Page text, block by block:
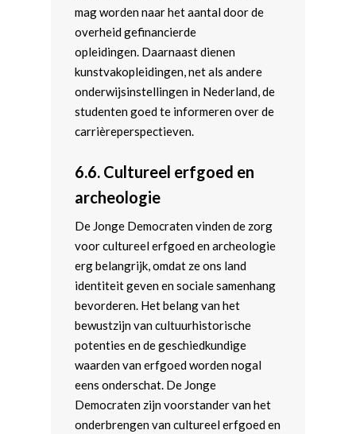
mag worden naar het aantal door de
overheid gefinancierde
opleidingen. Daarnaast dienen
kunstvakopleidingen, net als andere
onderwijsinstellingen in Nederland, de
studenten goed te informeren over de
carrièreperspectieven.
6.6. Cultureel erfgoed en
archeologie
De Jonge Democraten vinden de zorg
voor cultureel erfgoed en archeologie
erg belangrijk, omdat ze ons land
identiteit geven en sociale samenhang
bevorderen. Het belang van het
bewustzijn van cultuurhistorische
potenties en de geschiedkundige
waarden van erfgoed worden nogal
eens onderschat. De Jonge
Democraten zijn voorstander van het
onderbrengen van cultureel erfgoed en